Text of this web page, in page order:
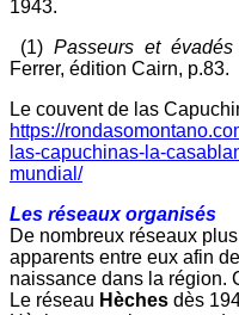
1943.
(1) Passeurs et
Ferrer, édition Cairn, p.83.
Le couvent de las
https://
las-capuchinas-la-
mundial/
Les réseaux organisés
De nombreux réseaux
apparents entre eux afin
naissance dans la région.
Le réseau Hèches dès